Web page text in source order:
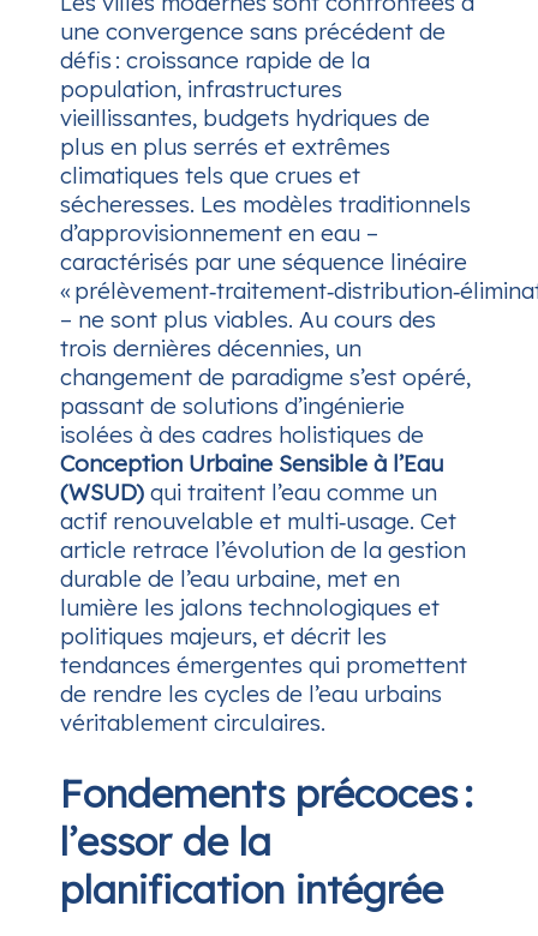
une convergence sans précédent de
défis : croissance rapide de la
population, infrastructures
vieillissantes, budgets hydriques de
plus en plus serrés et extrêmes
climatiques tels que crues et
sécheresses. Les modèles traditionnels
d’approvisionnement en eau –
caractérisés par une séquence linéaire
«
– ne sont plus viables. Au cours des
trois dernières décennies, un
changement de paradigme s’est opéré,
passant de solutions d’ingénierie
isolées à des cadres holistiques de
Conception Urbaine Sensible à l’Eau
(WSUD) qui traitent l’eau comme un
actif renouvelable et multi‑usage. Cet
article retrace l’évolution de la gestion
durable de l’eau urbaine, met en
lumière les jalons technologiques et
politiques majeurs, et décrit les
tendances émergentes qui promettent
de rendre les cycles de l’eau urbains
véritablement circulaires.
Fondements précoces :
l’essor de la
planification intégrée